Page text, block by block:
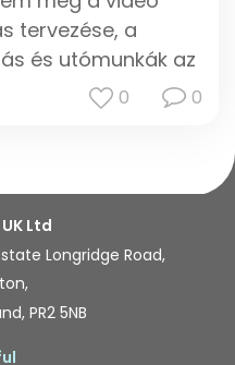
0 0
tervezése, a
és utómunkák az
száma,
az elvárásaimat
Ltd
Longridge Road,
PR2 5NB